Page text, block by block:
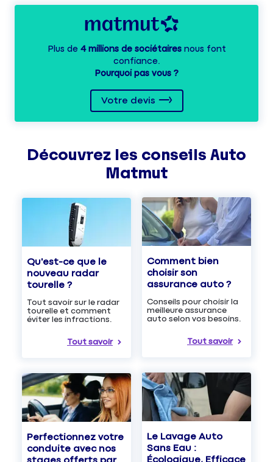
Plus de 4 millions de sociétairesnous font
confiance.
Pourquoi pas vous ?
Votre devis
Découvrez les conseils Auto
Matmut
Qu'est-ce que le
nouveau radar
tourelle ?
Tout savoir sur le radar
tourelle et comment
éviter les infractions.
Tout savoir
Comment bien
choisir son
assurance auto ?
Conseils pour choisir la
meilleure assurance
auto selon vos besoins.
Tout savoir
Perfectionnez votre
conduite avec nos
Le Lavage Auto
Sans Eau :